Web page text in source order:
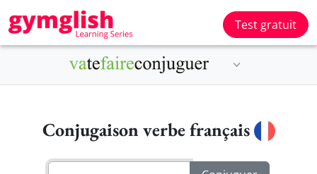
Test gratuit
Conjugaison verbe français